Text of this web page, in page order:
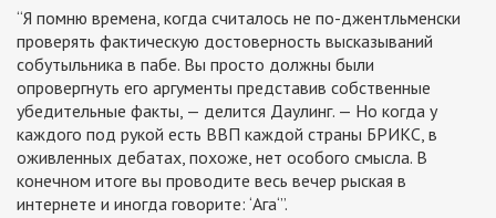
“Я помню времена, когда считалось не по-джентльменски
проверять фактическую достоверность высказываний
собутыльника в пабе. Вы просто должны были
опровергнуть его аргументы представив собственные
убедительные факты, — делится Даулинг. — Но когда у
каждого под рукой есть ВВП каждой страны БРИКС, в
оживленных дебатах, похоже, нет особого смысла. В
конечном итоге вы проводите весь вечер рыская в
интернете и иногда говорите: ‘Ага‘”.